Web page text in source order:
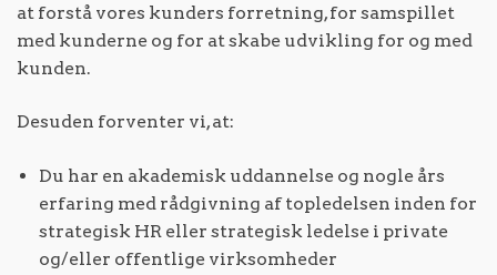
at forstå vores kunders forretning, for samspillet
med kunderne og for at skabe udvikling for og med
kunden.
Desuden forventer vi, at:
Du har en akademisk uddannelse og nogle års
erfaring med rådgivning af topledelsen inden for
strategisk HR eller strategisk ledelse i private
og/eller offentlige virksomheder